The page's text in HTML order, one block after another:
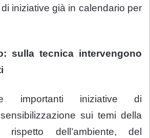
iniziative già in calendario per
sulla tecnica intervengono
importanti iniziative di
sui temi della
dell’ambiente, del